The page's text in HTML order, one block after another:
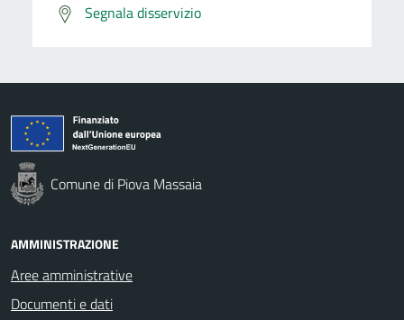
Segnala disservizio
Comune di Piova Massaia
AMMINISTRAZIONE
Aree amministrative
Documenti e dati